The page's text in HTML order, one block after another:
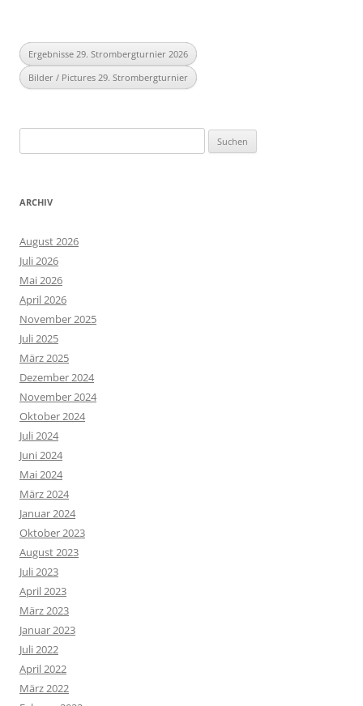
Ergebnisse 29. Strombergturnier 2026
Bilder / Pictures 29. Strombergturnier
nach:
ARCHIV
August 2026
Juli 2026
Mai 2026
April 2026
November 2025
Juli 2025
März 2025
Dezember 2024
November 2024
Oktober 2024
Juli 2024
Juni 2024
Mai 2024
März 2024
Januar 2024
Oktober 2023
August 2023
Juli 2023
April 2023
März 2023
Januar 2023
Juli 2022
April 2022
März 2022